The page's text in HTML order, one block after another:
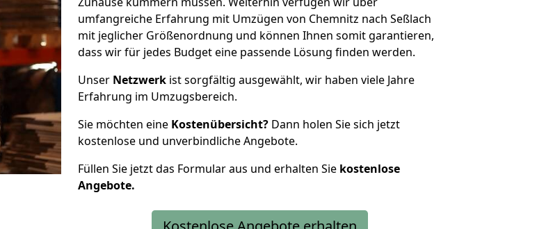
umfangreiche Erfahrung mit Umzügen von Chemnitz nach Seßlach
mit jeglicher Größenordnung und können Ihnen somit garantieren,
dass wir für jedes Budget eine passende Lösung finden werden.
Unser Netzwerk ist sorgfältig ausgewählt, wir haben viele Jahre
Erfahrung im Umzugsbereich.
Sie möchten eine Kostenübersicht? Dann holen Sie sich jetzt
kostenlose und unverbindliche Angebote.
Füllen Sie jetzt das Formular aus und erhalten Sie kostenlose
Angebote.